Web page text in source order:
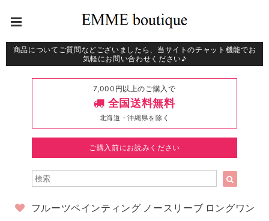
商品についてご質問などございましたら、当サイトのチャット機能でお
気軽にお問い合わせください♪
7,000円以上のご購入で
全国送料無料
北海道・沖縄県を除く
ご購入前にお読みください
フルーツペインティング ノースリーブ ロングワン